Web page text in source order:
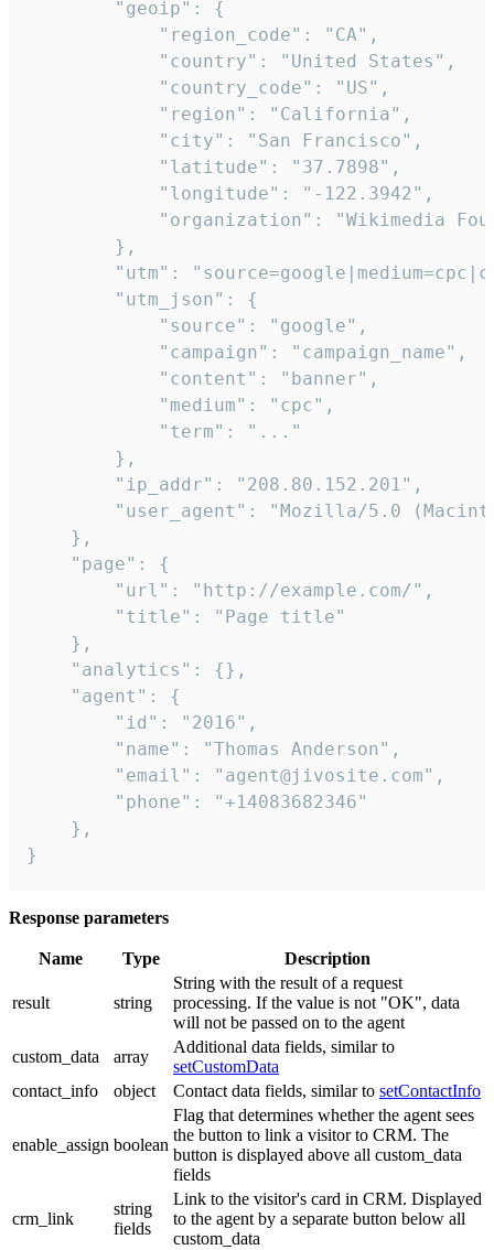
        "geoip": {
            "region_code": "CA",
            "country": "United States",
            "country_code": "US",
            "region": "California",
            "city": "San Francisco",
            "latitude": "37.7898",
            "longitude": "-122.3942",
"organization": "Wikimedia
        },
"utm":
        "utm_json": {
            "source": "google",
            "campaign": "campaign_name",
            "content": "banner",
            "medium": "cpc",
            "term": "..."
        },
        "ip_addr": "208.80.152.201",
"user_agent": "Mozilla/5.0
    },
    "page": {
        "url": "http://example.com/",
        "title": "Page title"
    },
    "analytics": {},
    "agent": {
        "id": "2016",
        "name": "Thomas Anderson",
        "email": "agent@jivosite.com",
        "phone": "+14083682346"
    },
}
Response parameters
Name Type Description
result string
String with the result of a request
processing. If the value is not "OK", data
will not be passed on to the agent
custom_data
array
Additional data fields, similar to
setCustomData
contact_info
object Contact data fields, similar to setContactInfo
enable_assign boolean
Flag that determines whether the agent sees
the button to link a visitor to CRM. The
button is displayed above all custom_data
fields
crm_link
string
fields
Link to the visitor's card in CRM. Displayed
to the agent by a separate button below all
custom_data